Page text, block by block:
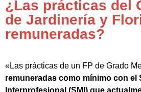
¿Las prácticas del
de Jardinería y
remuneradas?
«Las prácticas de un FP de Grado
remuneradas como mínimo con el